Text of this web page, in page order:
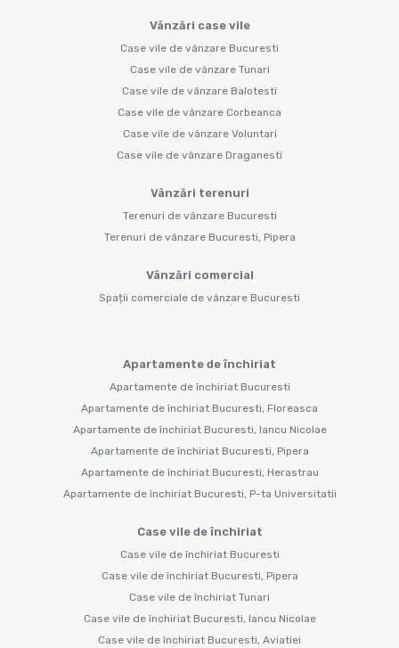
Vânzări case vile
Case vile de vânzare Bucuresti
Case vile de vânzare Tunari
Case vile de vânzare Balotesti
Case vile de vânzare Corbeanca
Case vile de vânzare Voluntari
Case vile de vânzare Draganesti
Vânzări terenuri
Terenuri de vânzare Bucuresti
Terenuri de vânzare Bucuresti, Pipera
Vânzări comercial
Spații comerciale de vânzare Bucuresti
Apartamente de închiriat
Apartamente de închiriat Bucuresti
Apartamente de închiriat Bucuresti, Floreasca
Apartamente de închiriat Bucuresti, Iancu Nicolae
Apartamente de închiriat Bucuresti, Pipera
Apartamente de închiriat Bucuresti, Herastrau
Apartamente de închiriat Bucuresti, P-ta Universitatii
Case vile de închiriat
Case vile de închiriat Bucuresti
Case vile de închiriat Bucuresti, Pipera
Case vile de închiriat Tunari
Case vile de închiriat Bucuresti, Iancu Nicolae
Case vile de închiriat Bucuresti, Aviatiei